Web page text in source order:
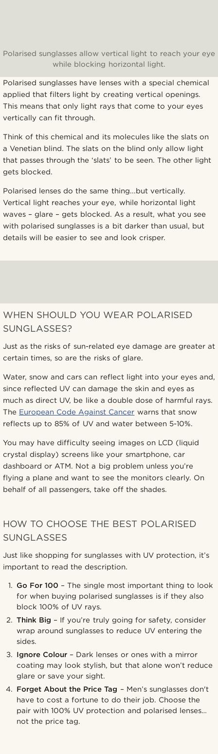
Polarised sunglasses allow vertical light to reach your eye
while blocking horizontal light.
Polarised sunglasses have lenses with a special chemical
applied that filters light by creating vertical openings.
This means that only light rays that come to your eyes
vertically can fit through.
Think of this chemical and its molecules like the slats on
a Venetian blind. The slats on the blind only allow light
that passes through the ‘slats’ to be seen. The other light
gets blocked.
Polarised lenses do the same thing...but vertically.
Vertical light reaches your eye, while horizontal light
waves – glare – gets blocked. As a result, what you see
with polarised sunglasses is a bit darker than usual, but
details will be easier to see and look crisper.
WHEN SHOULD YOU WEAR POLARISED
SUNGLASSES?
Just as the risks of sun-related eye damage are greater at
certain times, so are the risks of glare.
Water, snow and cars can reflect light into your eyes and,
since reflected UV can damage the skin and eyes as
much as direct UV, be like a double dose of harmful rays.
The European Code Against Cancer warns that snow
reflects up to 85% of UV and water between 5-10%.
You may have difficulty seeing images on LCD (liquid
crystal display) screens like your smartphone, car
dashboard or ATM. Not a big problem unless you’re
flying a plane and want to see the monitors clearly. On
behalf of all passengers, take off the shades.
HOW TO CHOOSE THE BEST POLARISED
SUNGLASSES
Just like shopping for sunglasses with UV protection, it’s
important to read the description.
Go For 100 – The single most important thing to look
for when buying polarised sunglasses is if they also
block 100% of UV rays.
Think Big – If you’re truly going for safety, consider
wrap around sunglasses to reduce UV entering the
sides.
Ignore Colour – Dark lenses or ones with a mirror
coating may look stylish, but that alone won’t reduce
glare or save your sight.
Forget About the Price Tag – Men’s sunglasses don't
have to cost a fortune to do their job. Choose the
pair with 100% UV protection and polarised lenses…
not the price tag.